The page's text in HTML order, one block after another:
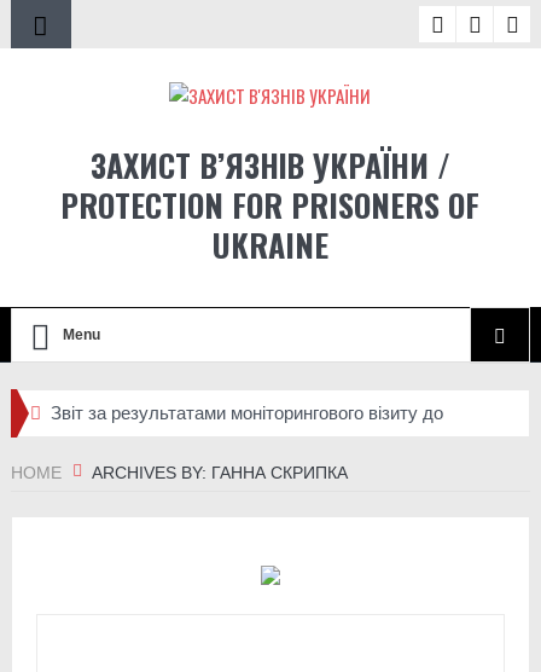
ЗАХИСТ В’ЯЗНІВ УКРАЇНИ /
PROTECTION FOR PRISONERS OF
UKRAINE
Menu
Звіт за результатами моніторингового візиту до
HOME ARCHIVES BY: ГАННА СКРИПКА